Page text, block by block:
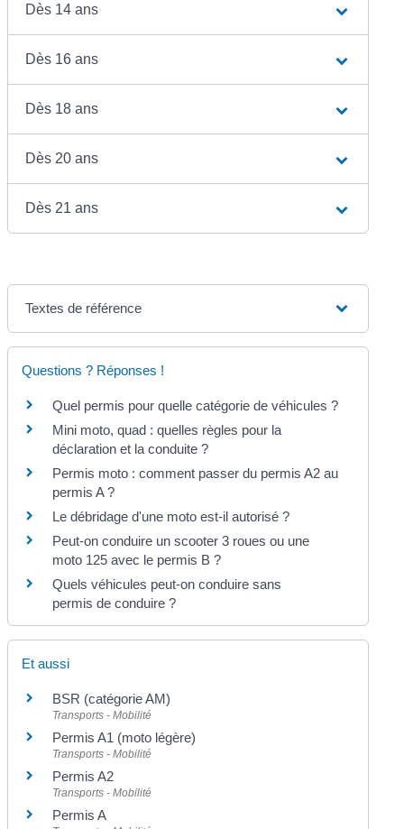
Dès 14 ans
Dès 16 ans
Dès 18 ans
Dès 20 ans
Dès 21 ans
Textes de référence
Questions ? Réponses !
Quel permis pour quelle catégorie de véhicules ?
Mini moto, quad : quelles règles pour la
déclaration et la conduite ?
Permis moto : comment passer du permis A2 au
permis A ?
Le débridage d'une moto est-il autorisé ?
Peut-on conduire un scooter 3 roues ou une
moto 125 avec le permis B ?
Quels véhicules peut-on conduire sans
permis de conduire ?
Et aussi
BSR (catégorie AM)
Transports - Mobilité
Permis A1 (moto légère)
Transports - Mobilité
Permis A2
Transports - Mobilité
Permis A